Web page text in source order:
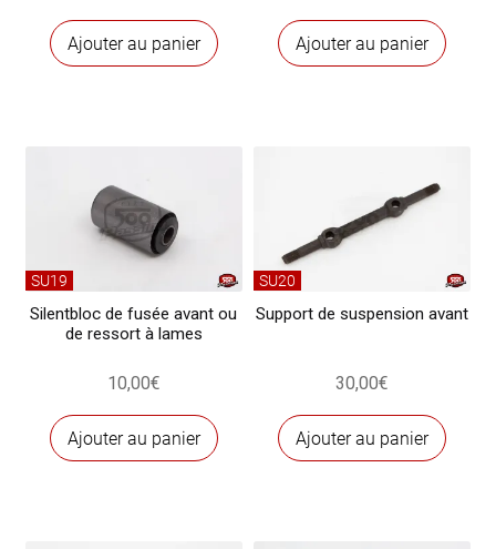
Ajouter au panier Ajouter au panier
SU19
Silentbloc de fusée avant ou
de ressort à lames
10,00€
Ajouter au panier
SU20
Support de suspension avant
30,00€
Ajouter au panier